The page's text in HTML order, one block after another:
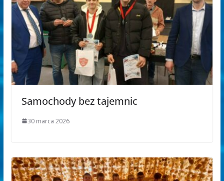
Samochody bez tajemnic
30 marca 2026